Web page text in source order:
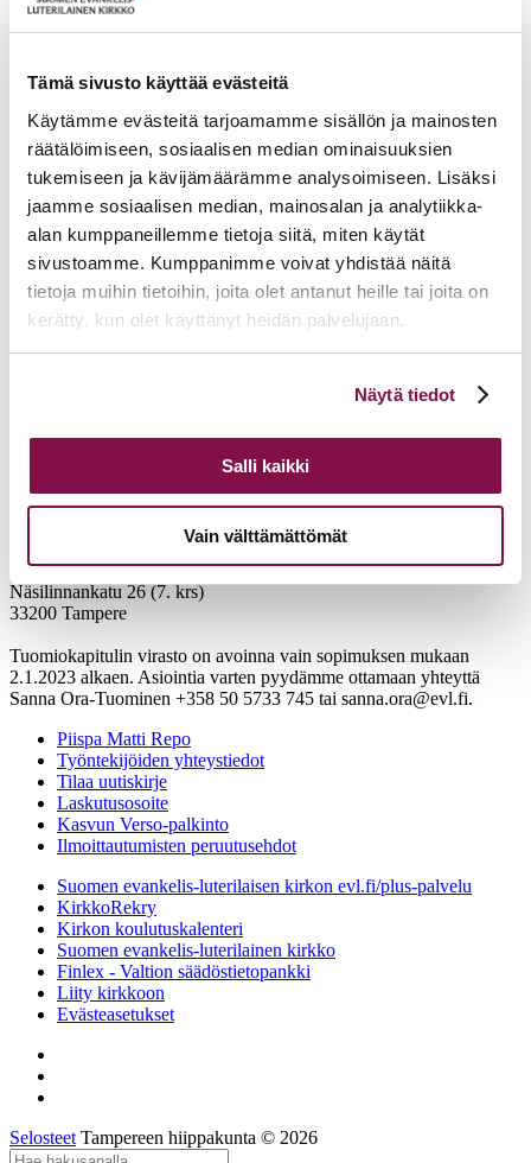
Tämä sivusto käyttää evästeitä
Käytämme evästeitä tarjoamamme sisällön ja mainosten
räätälöimiseen, sosiaalisen median ominaisuuksien
tukemiseen ja kävijämäärämme analysoimiseen. Lisäksi
jaamme sosiaalisen median, mainosalan ja analytiikka-
alan kumppaneillemme tietoja siitä, miten käytät
sivustoamme. Kumppanimme voivat yhdistää näitä
tietoja muihin tietoihin, joita olet antanut heille tai joita on
kerätty, kun olet käyttänyt heidän palvelujaan.
linkistä.
Näytä tiedot
Salli kaikki
Vain välttämättömät
Takaisin tapahtumiin
Tampereen hiippakunnan tuomiokapituli
Näsilinnankatu 26 (7. krs)
33200 Tampere
Tuomiokapitulin virasto on avoinna vain sopimuksen mukaan
2.1.2023 alkaen. Asiointia varten pyydämme ottamaan yhteyttä
Sanna Ora-Tuominen +358 50 5733 745 tai sanna.ora@evl.fi.
Piispa Matti Repo
Työntekijöiden yhteystiedot
Tilaa uutiskirje
Laskutusosoite
Kasvun Verso-palkinto
Ilmoittautumisten peruutusehdot
Suomen evankelis-luterilaisen kirkon evl.fi/plus-palvelu
KirkkoRekry
Kirkon koulutuskalenteri
Suomen evankelis-luterilainen kirkko
Finlex - Valtion säädöstietopankki
Liity kirkkoon
Evästeasetukset
Selosteet Tampereen hiippakunta © 2026